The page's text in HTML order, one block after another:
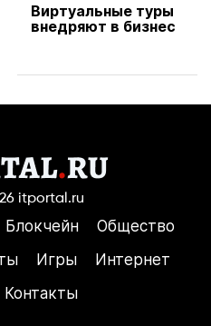
Виртуальные туры
внедряют в бизнес
itportal.ru
Блокчейн
Общество
Игры
Интернет
Контакты